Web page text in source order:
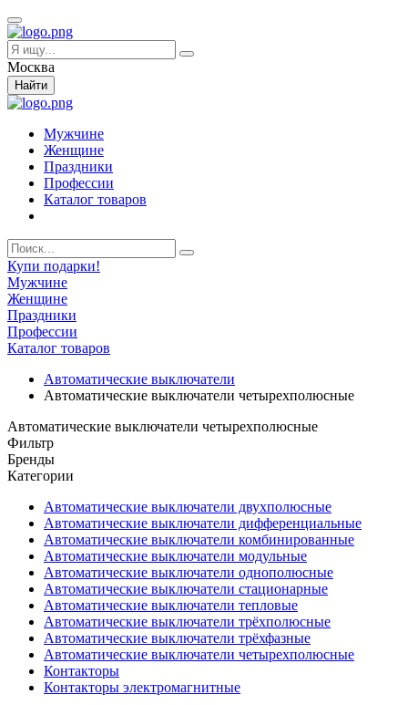
Москва
Найти
Мужчине
Женщине
Праздники
Профессии
Каталог товаров
Купи подарки!
Мужчине
Женщине
Праздники
Профессии
Каталог товаров
Автоматические выключатели
Автоматические выключатели четырехполюсные
Автоматические выключатели четырехполюсные
Фильтр
Бренды
Категории
Автоматические выключатели двухполюсные
Автоматические выключатели дифференциальные
Автоматические выключатели комбинированные
Автоматические выключатели модульные
Автоматические выключатели однополюсные
Автоматические выключатели стационарные
Автоматические выключатели тепловые
Автоматические выключатели трёхполюсные
Автоматические выключатели трёхфазные
Автоматические выключатели четырехполюсные
Контакторы
Контакторы электромагнитные